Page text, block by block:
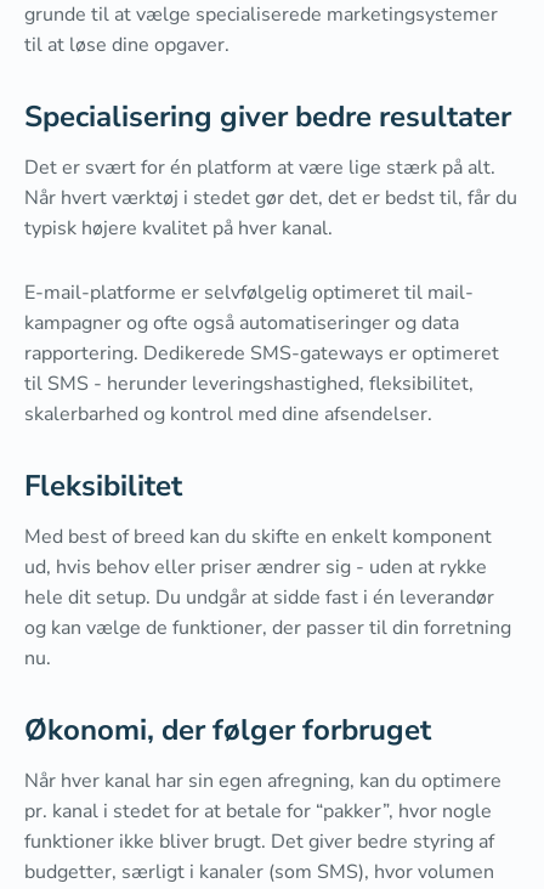
grunde til at vælge specialiserede marketingsystemer
til at løse dine opgaver.
Specialisering giver bedre resultater
Det er svært for én platform at være lige stærk på alt.
Når hvert værktøj i stedet gør det, det er bedst til, får du
typisk højere kvalitet på hver kanal.
E-mail-platforme er selvfølgelig optimeret til mail-
kampagner og ofte også automatiseringer og data
rapportering. Dedikerede SMS-gateways er optimeret
til SMS - herunder leveringshastighed, fleksibilitet,
skalerbarhed og kontrol med dine afsendelser.
Fleksibilitet
Med best of breed kan du skifte en enkelt komponent
ud, hvis behov eller priser ændrer sig - uden at rykke
hele dit setup. Du undgår at sidde fast i én leverandør
og kan vælge de funktioner, der passer til din forretning
nu.
Økonomi, der følger forbruget
Når hver kanal har sin egen afregning, kan du optimere
pr. kanal i stedet for at betale for “pakker”, hvor nogle
funktioner ikke bliver brugt. Det giver bedre styring af
budgetter, særligt i kanaler (som SMS), hvor volumen